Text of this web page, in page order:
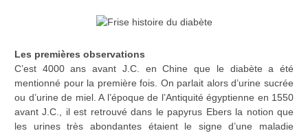
L'histoire du diabète et de son traitement
Les premières observations
C’est 4000 ans avant J.C. en Chine que le diabète a été
mentionné pour la première fois. On parlait alors d’urine sucrée
ou d’urine de miel. A l’époque de l’Antiquité égyptienne en 1550
avant J.C., il est retrouvé dans le papyrus Ebers la notion que
les urines très abondantes étaient le signe d’une maladie